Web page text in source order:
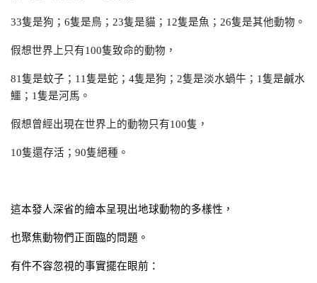
33隻是狗；6隻是鳥；23隻是貓；12隻是魚；26隻是其他動物。
假想世界上只有100隻致命的動物，
81隻是蚊子；11隻是蛇；4隻是狗；2隻是淡水蝸牛；1隻是鹹水
鱷；1隻是河馬。
假想曾經出現在世界上的動物只有100隻，
10隻還存活；90隻絕種。
這本發人深省的繪本呈現出地球動物的多樣性，
也聚焦動物們正面臨的問題。
有件不容忽視的事實擺在眼前：